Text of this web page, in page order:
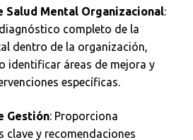
Salud Mental Organizacional:
completo de la
dentro de la organización,
identificar áreas de mejora y
específicas.
Gestión: Proporciona
clave y recomendaciones